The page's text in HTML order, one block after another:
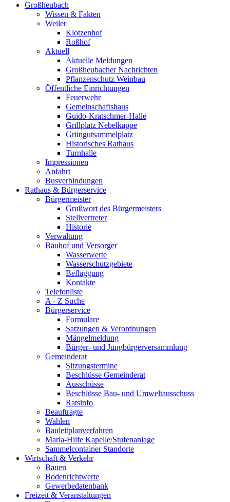
Großheubach
Wissen & Fakten
Weiler
Klotzenhof
Roßhof
Aktuell
Aktuelle Meldungen
Großheubacher Nachrichten
Pflanzenschutz Weinbau
Öffentliche Einrichtungen
Feuerwehr
Gemeinschaftshaus
Guido-Kratschmer-Halle
Grillplatz Nebelkappe
Grüngutsammelplatz
Historisches Rathaus
Turnhalle
Impressionen
Anfahrt
Busverbindungen
Rathaus & Bürgerservice
Bürgermeister
Grußwort des Bürgermeisters
Stellvertreter
Historie
Verwaltung
Bauhof und Versorger
Wasserwerte
Wasserschutzgebiete
Beflaggung
Kontakte
Telefonliste
A - Z Suche
Bürgerservice
Formulare
Satzungen & Verordnungen
Mängelmeldung
Bürger- und Jungbürgerversammlung
Gemeinderat
Sitzungstermine
Beschlüsse Gemeinderat
Ausschüsse
Beschlüsse Bau- und Umweltausschuss
Ratsinfo
Beauftragte
Wahlen
Bauleitplanverfahren
Maria-Hilfe Kapelle/Stufenanlage
Sammelcontainer Standorte
Wirtschaft & Verkehr
Bauen
Bodenrichtwerte
Gewerbedatenbank
Freizeit & Veranstaltungen